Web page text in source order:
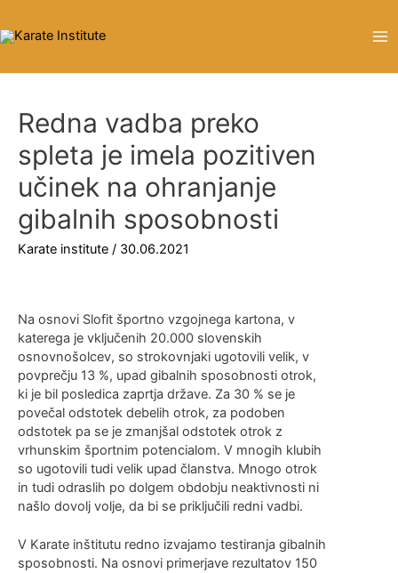
Redna vadba preko
spleta je imela pozitiven
učinek na ohranjanje
gibalnih sposobnosti
Karate institute / 30.06.2021
Na osnovi Slofit športno vzgojnega kartona, v
katerega je vključenih 20.000 slovenskih
osnovnošolcev, so strokovnjaki ugotovili velik, v
povprečju 13 %, upad gibalnih sposobnosti otrok,
ki je bil posledica zaprtja države. Za 30 % se je
povečal odstotek debelih otrok, za podoben
odstotek pa se je zmanjšal odstotek otrok z
vrhunskim športnim potencialom. V mnogih klubih
so ugotovili tudi velik upad članstva. Mnogo otrok
in tudi odraslih po dolgem obdobju neaktivnosti ni
našlo dovolj volje, da bi se priključili redni vadbi.
V Karate inštitutu redno izvajamo testiranja gibalnih
sposobnosti. Na osnovi primerjave rezultatov 150